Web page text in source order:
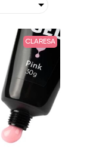
CLARESA